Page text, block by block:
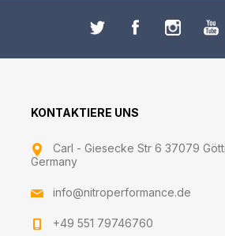
KONTAKTIERE UNS
Carl - Giesecke Str 6 37079
Germany
info@nitroperformance.de
+49 551 79746760